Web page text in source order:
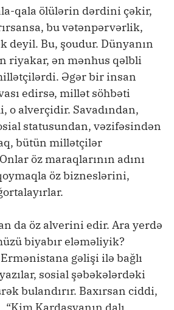
qala ölülərin dərdini çəkir,
bu vətənpərvərlik,
deyil. Bu, şoudur. Dünyanın
riyakar, ən mənhus qəlbli
Əgər bir insan
edirsə, millət söhbəti
o alverçidir. Savadından,
statusundan, vəzifəsindən
bütün millətçilər
öz maraqlarının adını
öz bizneslərini,
da öz alverini edir. Ara yerdə
biyabır eləməliyik?
gəlişi ilə bağlı
sosial şəbəkələrdəki
bulandırır. Baxırsan ciddi,